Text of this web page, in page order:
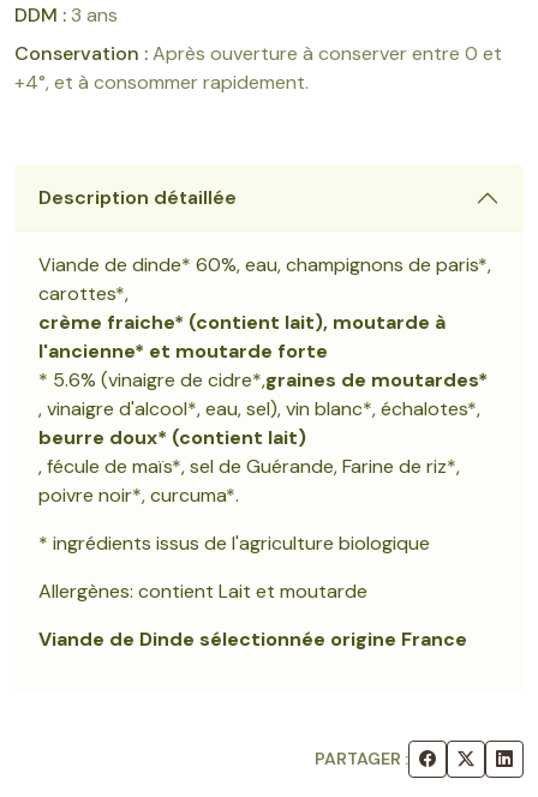
DDM :3 ans
Conservation :Après ouverture à conserver entre 0 et
+4°, et à consommer rapidement.
Description détaillée
Viande de dinde* 60%, eau, champignons de paris*,
carottes*,
crème fraiche* (contient lait), moutarde à
l'ancienne* et moutarde forte
* 5.6% (vinaigre de cidre*,graines de moutardes*
, vinaigre d'alcool*, eau, sel), vin blanc*, échalotes*,
beurre doux* (contient lait)
, fécule de maïs*, sel de Guérande, Farine de riz*,
poivre noir*, curcuma*.
* ingrédients issus de l'agriculture biologique
Allergènes: contient Lait et moutarde
Viande de Dinde sélectionnée origine France
PARTAGER :